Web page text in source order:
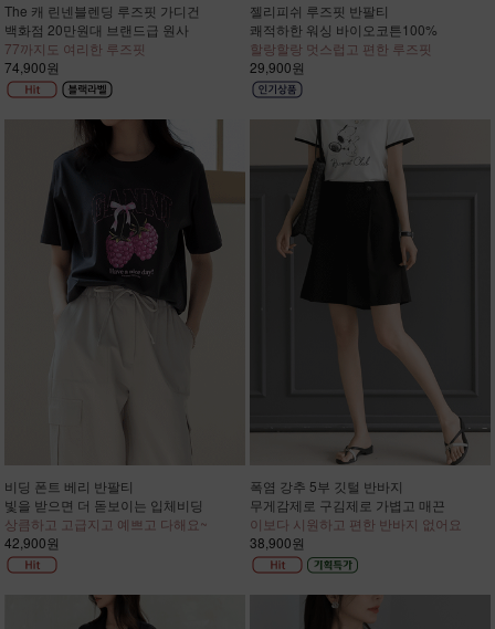
The 캐 린넨블렌딩 루즈핏 가디건
백화점 20만원대 브랜드급 원사
77까지도 여리한 루즈핏
74,900원
젤리피쉬 루즈핏 반팔티
쾌적하한 워싱 바이오코튼100%
할랑할랑 멋스럽고 편한 루즈핏
29,900원
비딩 폰트 베리 반팔티
빛을 받으면 더 돋보이는 입체비딩
상큼하고 고급지고 예쁘고 다해요~
42,900원
폭염 강추 5부 깃털 반바지
무게감제로 구김제로 가볍고 매끈
이보다 시원하고 편한 반바지 없어요
38,900원